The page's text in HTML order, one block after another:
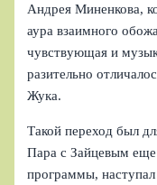
Андрея Миненкова,
аура взаимного
чувствующая и
разительно
Жука.
Такой переход был
Пара с Зайцевым еще
программы,